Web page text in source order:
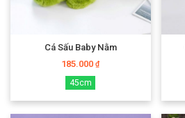
Cá Sấu Baby Nằm
185.000₫
45cm